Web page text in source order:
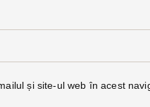
și site-ul web în acest